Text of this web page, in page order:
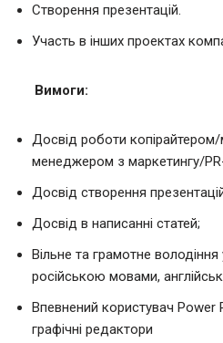
Створення презентацій.
Участь в інших проектах
Вимоги:
Досвід роботи
менеджером з маркетингу/
Досвід створення
Досвід в написанні статей;
Вільне та грамотне
російською мовами,
Впевнений користувач Power
графічні редактори